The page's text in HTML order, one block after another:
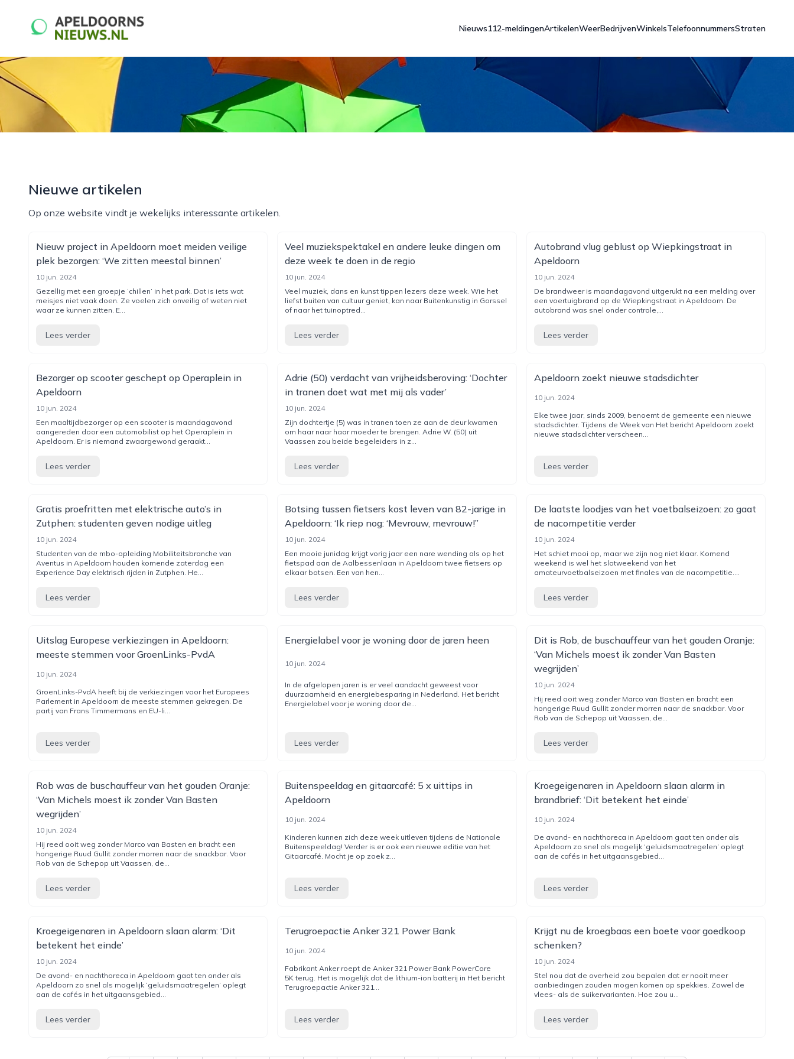
apeldoornsnieuws.nl
Nieuws112-meldingenArtikelenWeerBedrijvenWinkelsTelefoonnummersStraten
Nieuwe artikelen
Op onze website vindt je wekelijks interessante artikelen.
Nieuw project in Apeldoorn moet meiden veilige
plek bezorgen: ‘We zitten meestal binnen’
10 jun. 2024
Gezellig met een groepje ‘chillen’ in het park. Dat is iets wat
meisjes niet vaak doen. Ze voelen zich onveilig of weten niet
waar ze kunnen zitten. E...
Lees verder
Veel muziekspektakel en andere leuke dingen om
deze week te doen in de regio
10 jun. 2024
Veel muziek, dans en kunst tippen lezers deze week. Wie het
liefst buiten van cultuur geniet, kan naar Buitenkunstig in Gorssel
of naar het tuinoptred...
Lees verder
Autobrand vlug geblust op Wiepkingstraat in
Apeldoorn
10 jun. 2024
De brandweer is maandagavond uitgerukt na een melding over
een voertuigbrand op de Wiepkingstraat in Apeldoorn. De
autobrand was snel onder controle,...
Lees verder
Bezorger op scooter geschept op Operaplein in
Apeldoorn
10 jun. 2024
Een maaltijdbezorger op een scooter is maandagavond
aangereden door een automobilist op het Operaplein in
Apeldoorn. Er is niemand zwaargewond geraakt...
Lees verder
Adrie (50) verdacht van vrijheidsberoving: ‘Dochter
in tranen doet wat met mij als vader’
10 jun. 2024
Zijn dochtertje (5) was in tranen toen ze aan de deur kwamen
om haar naar haar moeder te brengen. Adrie W. (50) uit
Vaassen zou beide begeleiders in z...
Lees verder
Apeldoorn zoekt nieuwe stadsdichter
10 jun. 2024
Elke twee jaar, sinds 2009, benoemt de gemeente een nieuwe
stadsdichter. Tijdens de Week van Het bericht Apeldoorn zoekt
nieuwe stadsdichter verscheen...
Lees verder
Gratis proefritten met elektrische auto’s in
Zutphen: studenten geven nodige uitleg
10 jun. 2024
Studenten van de mbo-opleiding Mobiliteitsbranche van
Aventus in Apeldoorn houden komende zaterdag een
Experience Day elektrisch rijden in Zutphen. He...
Lees verder
Botsing tussen fietsers kost leven van 82-jarige in
Apeldoorn: ‘Ik riep nog: ‘Mevrouw, mevrouw!’’
10 jun. 2024
Een mooie junidag krijgt vorig jaar een nare wending als op het
fietspad aan de Aalbessenlaan in Apeldoorn twee fietsers op
elkaar botsen. Een van hen...
Lees verder
De laatste loodjes van het voetbalseizoen: zo gaat
de nacompetitie verder
10 jun. 2024
Het schiet mooi op, maar we zijn nog niet klaar. Komend
weekend is wel het slotweekend van het
amateurvoetbalseizoen met finales van de nacompetitie....
Lees verder
Uitslag Europese verkiezingen in Apeldoorn:
meeste stemmen voor GroenLinks-PvdA
10 jun. 2024
GroenLinks-PvdA heeft bij de verkiezingen voor het Europees
Parlement in Apeldoorn de meeste stemmen gekregen. De
partij van Frans Timmermans en EU-li...
Lees verder
Energielabel voor je woning door de jaren heen
10 jun. 2024
In de afgelopen jaren is er veel aandacht geweest voor
duurzaamheid en energiebesparing in Nederland. Het bericht
Energielabel voor je woning door de...
Lees verder
Dit is Rob, de buschauffeur van het gouden Oranje:
‘Van Michels moest ik zonder Van Basten
wegrijden’
10 jun. 2024
Hij reed ooit weg zonder Marco van Basten en bracht een
hongerige Ruud Gullit zonder morren naar de snackbar. Voor
Rob van de Schepop uit Vaassen, de...
Lees verder
Rob was de buschauffeur van het gouden Oranje:
‘Van Michels moest ik zonder Van Basten
wegrijden’
10 jun. 2024
Hij reed ooit weg zonder Marco van Basten en bracht een
hongerige Ruud Gullit zonder morren naar de snackbar. Voor
Rob van de Schepop uit Vaassen, de...
Lees verder
Buitenspeeldag en gitaarcafé: 5 x uittips in
Apeldoorn
10 jun. 2024
Kinderen kunnen zich deze week uitleven tijdens de Nationale
Buitenspeeldag! Verder is er ook een nieuwe editie van het
Gitaarcafé. Mocht je op zoek z...
Lees verder
Kroegeigenaren in Apeldoorn slaan alarm in
brandbrief: ‘Dit betekent het einde’
10 jun. 2024
De avond- en nachthoreca in Apeldoorn gaat ten onder als
Apeldoorn zo snel als mogelijk ‘geluidsmaatregelen’ oplegt
aan de cafés in het uitgaansgebied...
Lees verder
Kroegeige­na­ren in Apeldoorn slaan alarm: ‘Dit
betekent het einde’
10 jun. 2024
De avond- en nachthoreca in Apeldoorn gaat ten onder als
Apeldoorn zo snel als mogelijk ‘geluidsmaatregelen’ oplegt
aan de cafés in het uitgaansgebied...
Lees verder
Terugroepactie Anker 321 Power Bank
10 jun. 2024
Fabrikant Anker roept de Anker 321 Power Bank PowerCore
5K terug. Het is mogelijk dat de lithium-ion batterij in Het bericht
Terugroepactie Anker 321...
Lees verder
Krijgt nu de kroegbaas een boete voor goedkoop
schenken?
10 jun. 2024
Stel nou dat de overheid zou bepalen dat er nooit meer
aanbiedingen zouden mogen komen op spekkies. Zowel de
vlees- als de suikervarianten. Hoe zou u...
Lees verder